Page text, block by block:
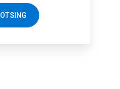
OTSING